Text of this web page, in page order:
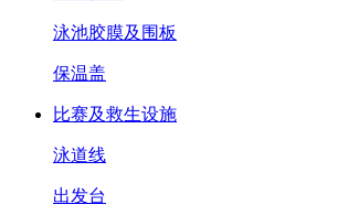
泳池胶膜及围板
保温盖
比赛及救生设施
泳道线
出发台